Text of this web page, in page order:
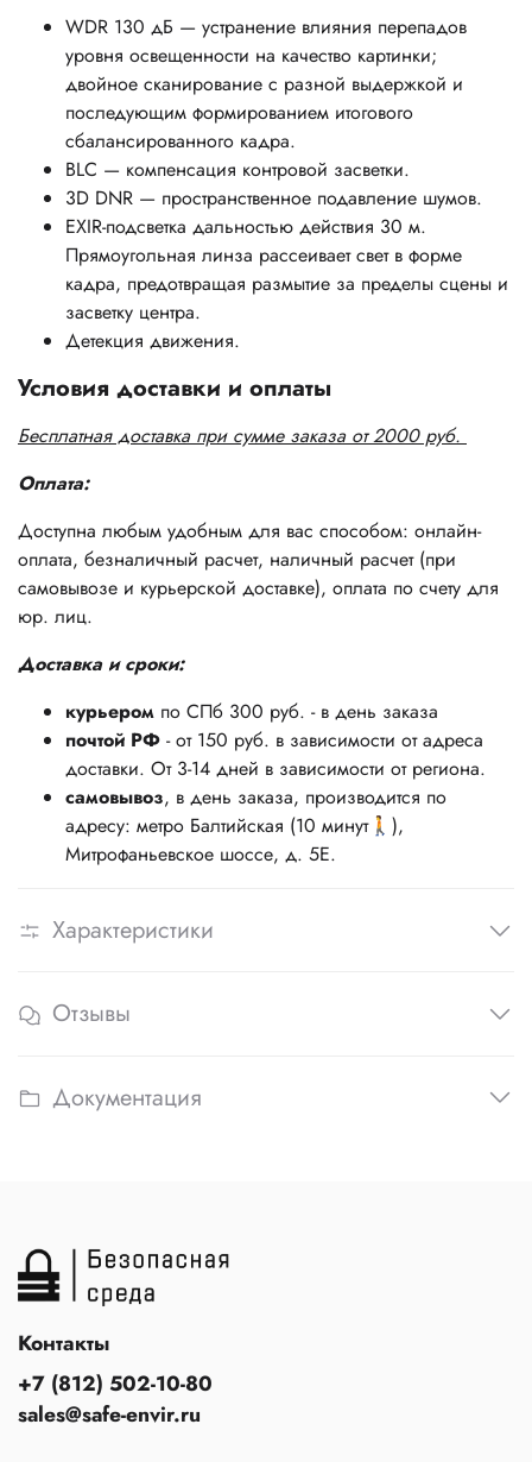
WDR 130 дБ — устранение влияния перепадов
уровня освещенности на качество картинки;
двойное сканирование с разной выдержкой и
последующим формированием итогового
сбалансированного кадра.
BLC — компенсация контровой засветки.
3D DNR — пространственное подавление шумов.
EXIR-подсветка дальностью действия 30 м.
Прямоугольная линза рассеивает свет в форме
кадра, предотвращая размытие за пределы сцены и
засветку центра.
Детекция движения.
Условия доставки и оплаты
Бесплатная доставка при сумме заказа от 2000 руб.
Оплата:
Доступна любым удобным для вас способом: онлайн-
оплата, безналичный расчет, наличный расчет (при
самовывозе и курьерской доставке), оплата по счету для
юр. лиц.
Доставка и сроки:
курьером по СПб 300 руб. - в день заказа
почтой РФ - от 150 руб. в зависимости от адреса
доставки. От 3-14 дней в зависимости от региона.
самовывоз, в день заказа, производится по
адресу: метро Балтийская (10 минут🚶),
Митрофаньевское шоссе, д. 5Е.
Характеристики
Отзывы
Документация
Контакты
+7 (812) 502-10-80
sales@safe-envir.ru